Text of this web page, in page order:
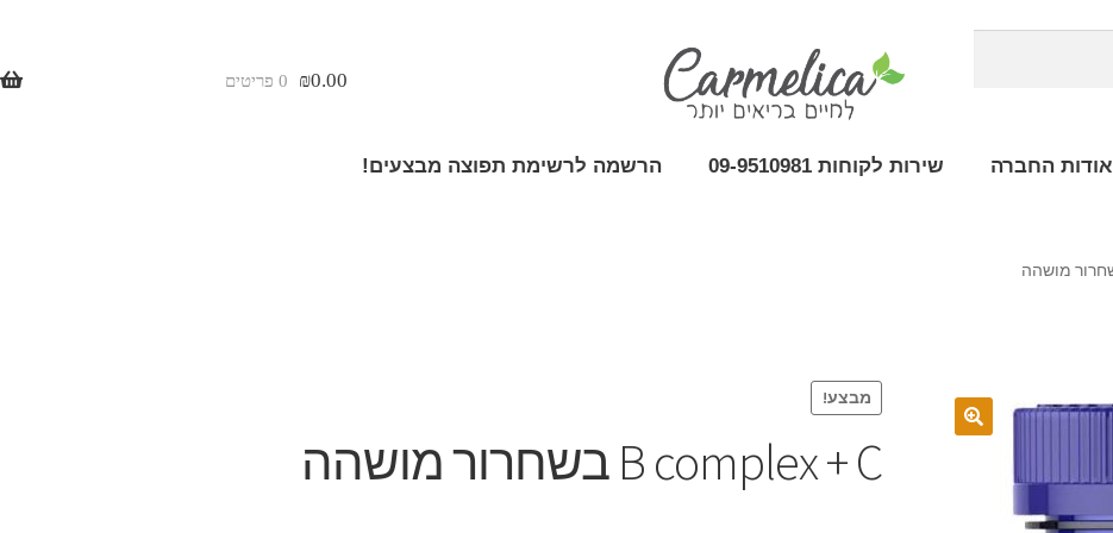
₪0.00 0 פריטים
אודות החברה שירות לקוחות 09-9510981 הרשמה לרשימת תפוצה מבצעים!
מבצע!
B complex + C בשחרור מושהה